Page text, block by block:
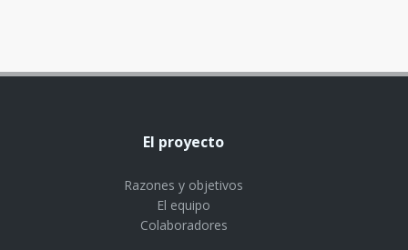
El proyecto
Razones y objetivos
El equipo
Colaboradores